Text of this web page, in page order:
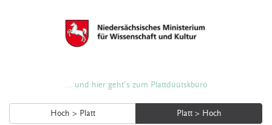
... und hier geht's zum Plattdüütskbüro
Hoch > Platt Platt > Hoch